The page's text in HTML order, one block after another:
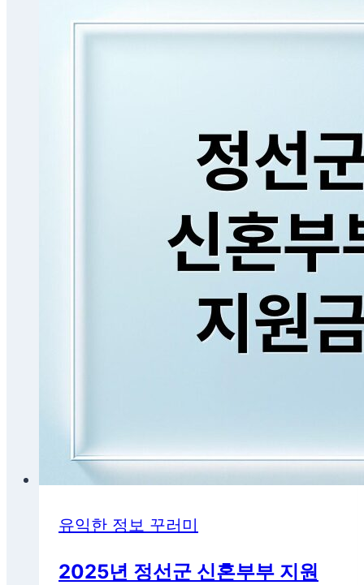
유익한 정보 꾸러미
2025년 정선군 신혼부부 지원